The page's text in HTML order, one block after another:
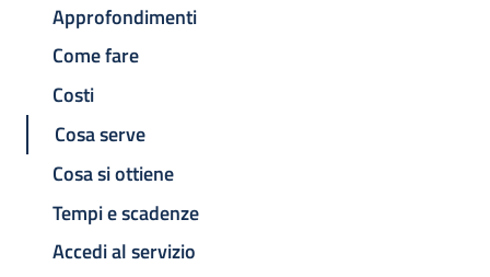
Approfondimenti
Come fare
Costi
Cosa serve
Cosa si ottiene
Tempi e scadenze
Accedi al servizio